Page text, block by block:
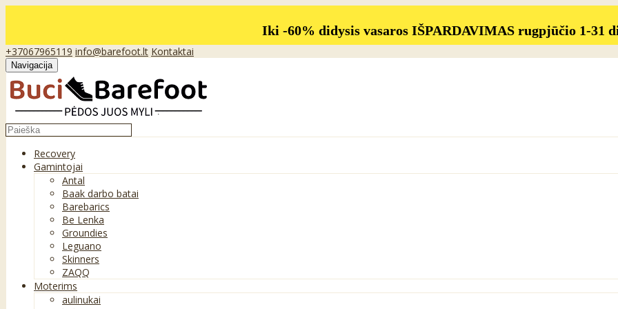
Iki -60% didysis vasaros IŠPARDAVIMAS rugpjūčio 1-31
+37067965119 info@barefoot.lt Kontaktai
Navigacija
Recovery
Gamintojai
Antal
Baak darbo batai
Barebarics
Be Lenka
Groundies
Leguano
Skinners
ZAQQ
Moterims
aulinukai